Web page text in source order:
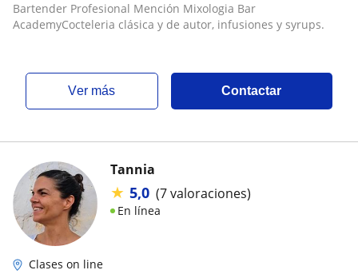
Bartender Profesional Mención Mixologia Bar
AcademyCocteleria clásica y de autor, infusiones y syrups.
ver más Contactar
Tannia
★ 5,0 (7 valoraciones)
En línea
Clases on line